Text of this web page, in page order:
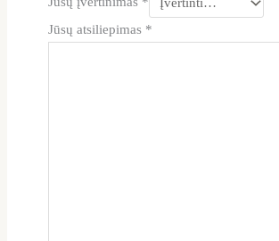
Jūsų atsiliepimas *